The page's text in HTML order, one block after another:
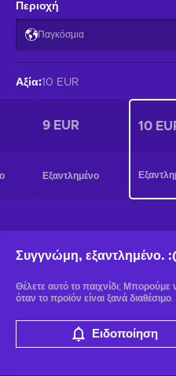
Συγγνώμη, εξαντλημένο. :(
Θέλετε αυτό το παιχνίδι;
όταν το προϊόν είναι ξανά διαθέσιμο.
Ειδοποίηση
Περιοχή
Παγκόσμια
Αξία:10 EUR
9 EUR
Εξαντλημένο
10